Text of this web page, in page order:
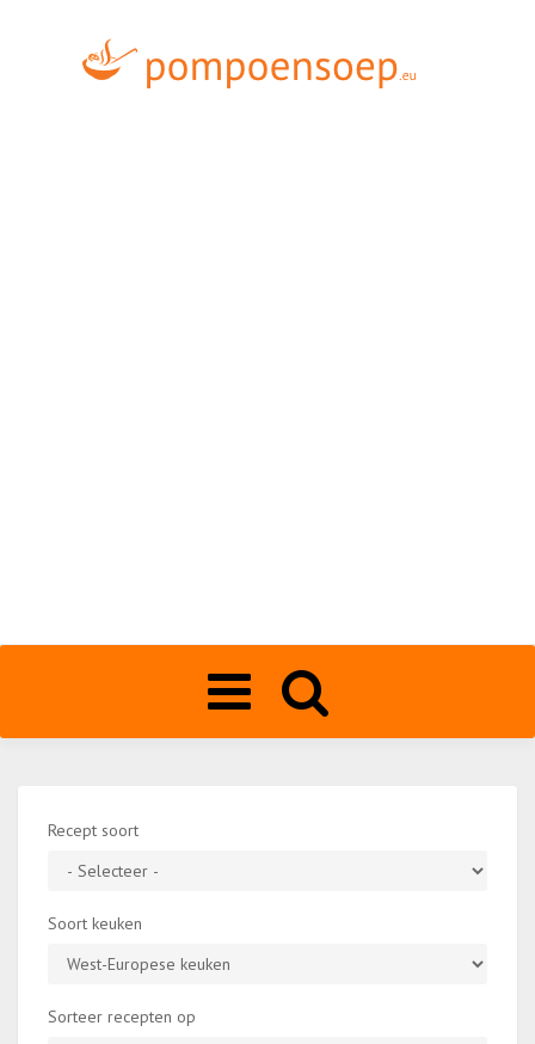
Toggle
navigation
Recept soort
Soort keuken
Sorteer recepten op